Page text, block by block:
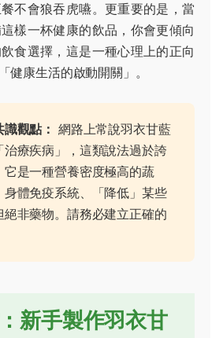
不會狼吞虎嚥。更重要的是，當
樣一杯健康的飲品，你會更傾向
食選擇，這是一種心理上的正向
健康生活的啟動開關」。
觀點： 網路上常說羽衣甘藍
療疾病」，這類說法過於誇
它是一種營養密度極高的蔬
身體免疫系統、「降低」某些
非藥物。請務必建立正確的
新手製作羽衣甘